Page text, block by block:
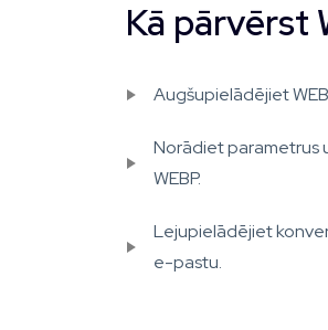
Kā pārvērst
Augšupielādējiet
Norādiet parametrus
WEBP.
Lejupielādējiet
e-pastu.